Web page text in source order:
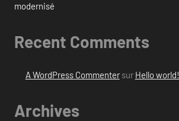
modernisé
Recent Comments
A WordPress Commentersur Hello world!
Archives